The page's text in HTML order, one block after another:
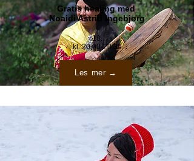
Gratis healing med
Noaidi Astrid Ingebjørg
18.​
kl.20.00-20.30
Les mer →